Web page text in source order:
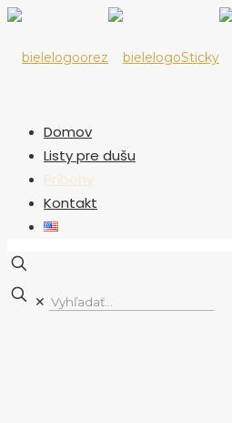
Domov
Listy pre dušu
Príbehy
Kontakt
✕